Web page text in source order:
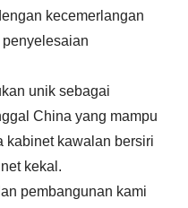
kecemerlangan
unik sebagai
China yang mampu
kabinet kawalan bersiri
kekal.
pembangunan kami